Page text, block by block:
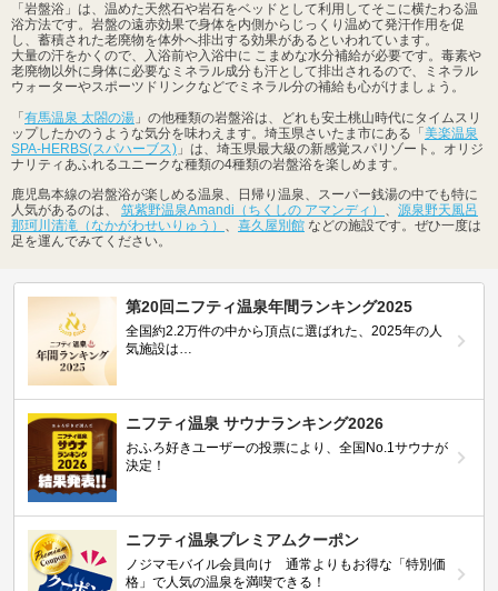
「岩盤浴」は、温めた天然石や岩石をベッドとして利用してそこに横たわる温
浴方法です。岩盤の遠赤効果で身体を内側からじっくり温めて発汗作用を促
し、蓄積された老廃物を体外へ排出する効果があるといわれています。
大量の汗をかくので、入浴前や入浴中に こまめな水分補給が必要です。毒素や
老廃物以外に身体に必要なミネラル成分も汗として排出されるので、ミネラル
ウォーターやスポーツドリンクなどでミネラル分の補給も心がけましょう。
「 有馬温泉 太閤の湯 」の他種類の岩盤浴は、どれも安土桃山時代にタイムスリ
ップしたかのうような気分を味わえます。埼玉県さいたま市にある「 美楽温泉
SPA-HERBS(スパハーブス) 」は、埼玉県最大級の新感覚スパリゾート。オリジ
ナリティあふれるユニークな種類の4種類の岩盤浴を楽しめます。
鹿児島本線の岩盤浴が楽しめる温泉、日帰り温泉、スーパー銭湯の中でも特に
人気があるのは、 筑紫野温泉Amandi（ちくしの アマンディ） 、 源泉野天風呂
那珂川清滝（なかがわせいりゅう） 、 喜久屋別館 などの施設です。ぜひ一度は
足を運んでみてください。
第20回ニフティ温泉年間ランキング2025
全国約2.2万件の中から頂点に選ばれた、2025年の人
気施設は…
ニフティ温泉 サウナランキング2026
おふろ好きユーザーの投票により、全国No.1サウナが
決定！
ニフティ温泉プレミアムクーポン
ノジマモバイル会員向け 通常よりもお得な「特別価
格」で人気の温泉を満喫できる！